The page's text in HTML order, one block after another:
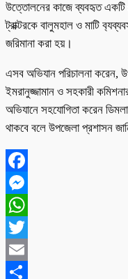
উত্তোলনের কাজে ব্যবহৃত একটি
ট্রাক্টরকে বালুমহাল ও মাটি
জরিমানা করা হয়।
এসব অভিযান পরিচালনা করেন,
ইমরানুজ্জামান ও সহকারী
অভিযানে সহযোগিতা করেন
থাকবে বলে উপজেলা প্রশাসন
Facebook
Messenger
WhatsApp
Twitter
Email